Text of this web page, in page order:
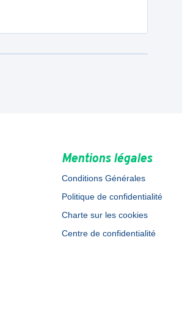
Mentions légales
Conditions Générales
Politique de confidentialité
Charte sur les cookies
Centre de confidentialité